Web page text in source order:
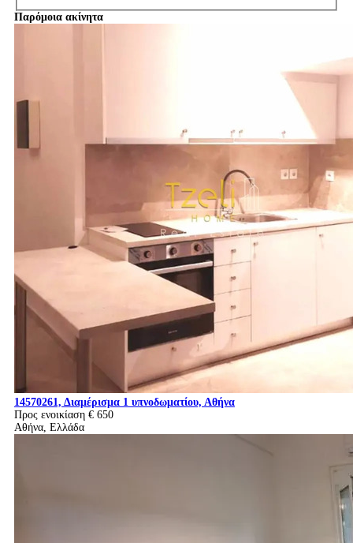
Παρόμοια ακίνητα
14570261, Διαμέρισμα 1 υπνοδωματίου, Αθήνα
Προς ενοικίαση € 650
Αθήνα, Ελλάδα